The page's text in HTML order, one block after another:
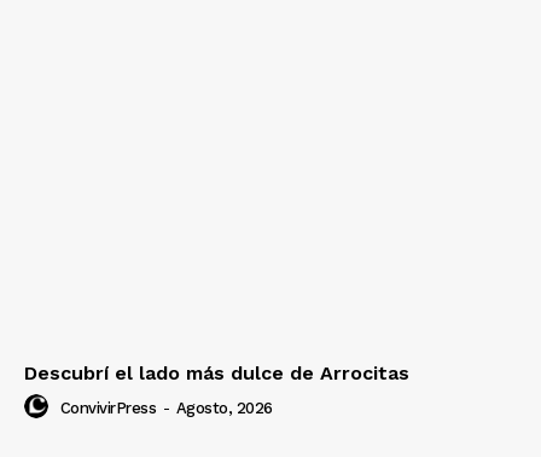
Descubrí el lado más dulce de Arrocitas
ConvivirPress - Agosto, 2026